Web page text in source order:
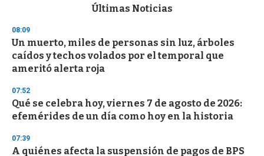
d
s
o
f
3
s
e
c
o
d
s
Últimas Noticias
08:09
Un muerto, miles de personas sin luz, árboles
caídos y techos volados por el temporal que
ameritó alerta roja
07:52
Qué se celebra hoy, viernes 7 de agosto de 2026:
efemérides de un día como hoy en la historia
07:39
A quiénes afecta la suspensión de pagos de BPS